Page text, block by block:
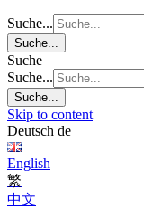
Suche...
Suche...
Suche
Suche...
Suche...
Skip to content
Deutsch de
English
繁
中文